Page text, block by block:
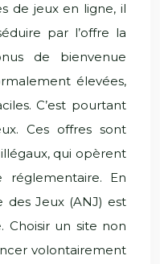
de jeux en ligne, il
par l’offre la
de bienvenue
élevées,
C’est pourtant
Ces offres sont
qui opèrent
En
des Jeux (ANJ) est
Choisir un site non
volontairement